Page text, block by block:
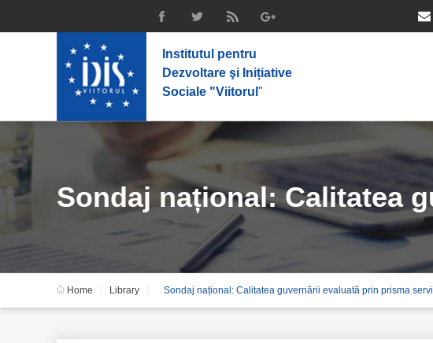
Institutul pentru
Dezvoltare şi Inițiative
Sociale "Viitorul "
Sondaj național: Calitatea
Home Library Sondaj național: Calitatea guvernării evaluată prin prisma